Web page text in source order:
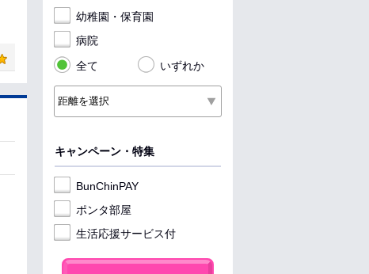
幼稚園・保育園
病院
全て
いずれか
キャンペーン・特集
BunChinPAY
ポンタ部屋
生活応援サービス付